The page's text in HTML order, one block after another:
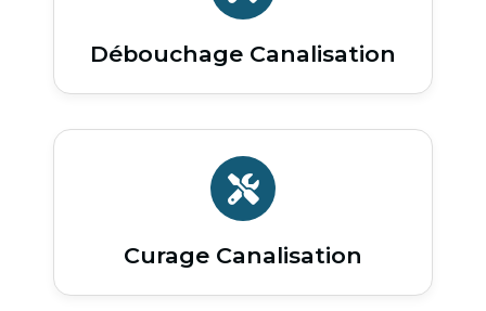
Débouchage Canalisation
Curage Canalisation